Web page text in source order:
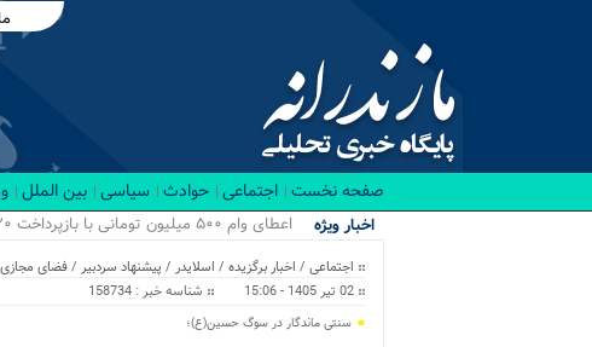
صفحه نخست اجتماعی حوادث سیاسی بین الملل
اخبار ویژه م_
اجتماعی / اخبار برگزیده / اسلایدر / پیشنهاد سردبیر /فضای مجازی
02 تیر 1405 - 15:06
شناسه خبر : 158734
سنتی ماندگار در سوگ حسین(ع)؛